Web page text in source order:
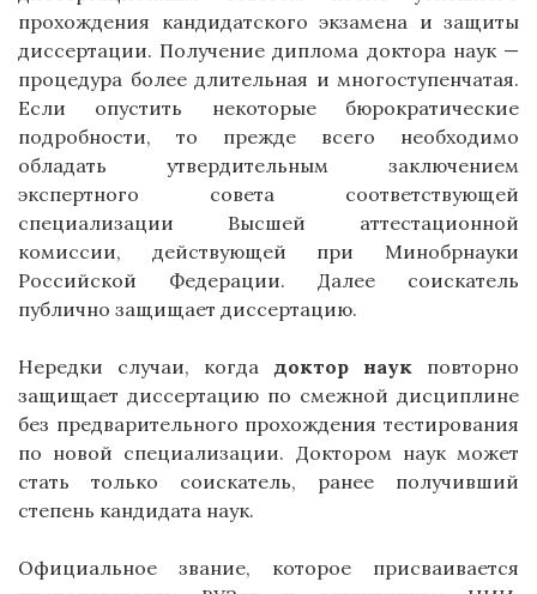
прохождения кандидатского экзамена и защиты
диссертации. Получение диплома доктора наук —
процедура более длительная и многоступенчатая.
Если опустить некоторые бюрократические
подробности, то прежде всего необходимо
обладать утвердительным заключением
экспертного совета соответствующей
специализации Высшей аттестационной
комиссии, действующей при Минобрнауки
Российской Федерации. Далее соискатель
публично защищает диссертацию.
Нередки случаи, когда доктор наук повторно
защищает диссертацию по смежной дисциплине
без предварительного прохождения тестирования
по новой специализации. Доктором наук может
стать только соискатель, ранее получивший
степень кандидата наук.
Официальное звание, которое присваивается